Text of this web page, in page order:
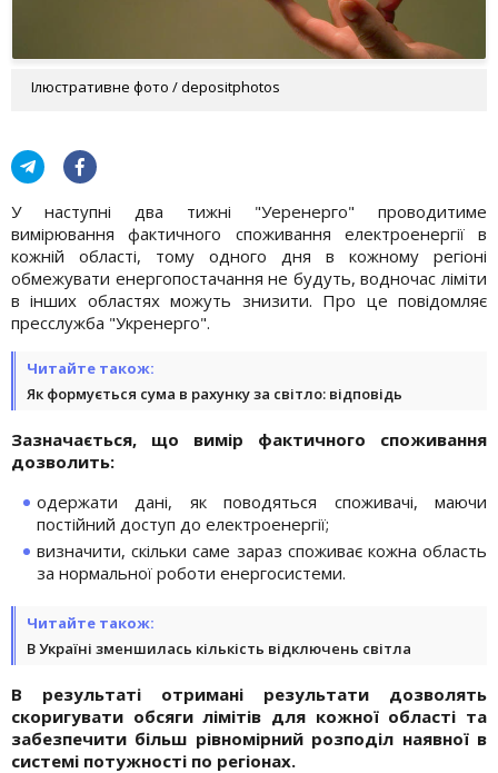
Ілюстративне фото / depositphotos
У наступні два тижні "Уеренерго" проводитиме
вимірювання фактичного споживання електроенергії в
кожній області, тому одного дня в кожному регіоні
обмежувати енергопостачання не будуть, водночас ліміти
в інших областях можуть знизити. Про це повідомляє
пресслужба "Укренерго".
Читайте також:
Як формується сума в рахунку за світло: відповідь
Зазначається, що вимір фактичного споживання
дозволить:
одержати дані, як поводяться споживачі, маючи
постійний доступ до електроенергії;
визначити, скільки саме зараз споживає кожна область
за нормальної роботи енергосистеми.
Читайте також:
В Україні зменшилась кількість відключень світла
В результаті отримані результати дозволять
скоригувати обсяги лімітів для кожної області та
забезпечити більш рівномірний розподіл наявної в
системі потужності по регіонах.